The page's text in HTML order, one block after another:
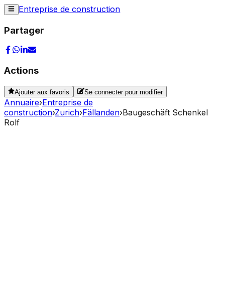
Entreprise de construction
Partager
Actions
Ajouter aux favoris Se connecter pour modifier
Annuaire›Entreprise de
construction›Zurich›Fällanden›Baugeschäft Schenkel
Rolf